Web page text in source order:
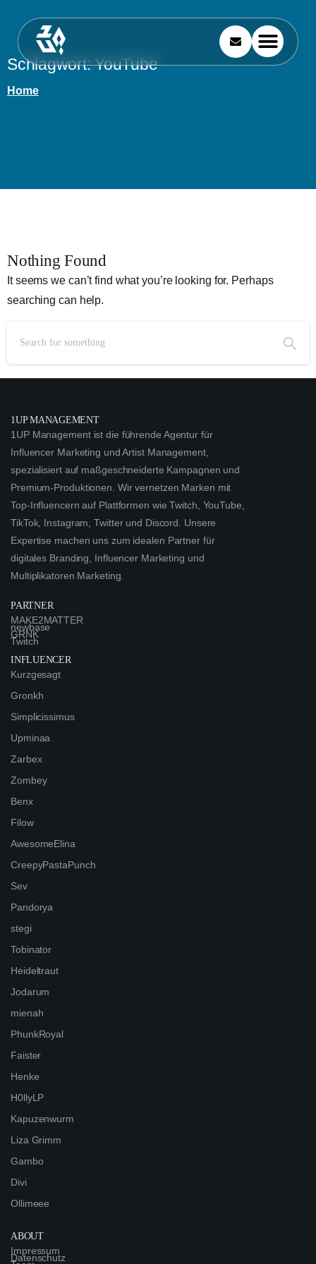
Schlagwort: YouTube
Home
Nothing Found
It seems we can’t find what you’re looking for. Perhaps
searching can help.
1UP MANAGEMENT
1UP Management ist die führende Agentur für
Influencer Marketing und Artist Management,
spezialisiert auf maßgeschneiderte Kampagnen und
Premium-Produktionen. Wir vernetzen Marken mit
Top-Influencern auf Plattformen wie Twitch, YouTube,
TikTok, Instagram, Twitter und Discord. Unsere
Expertise machen uns zum idealen Partner für
digitales Branding, Influencer Marketing und
Multiplikatoren Marketing.
PARTNER
MAKE2MATTER
newbase
GRNK
Twitch
INFLUENCER
Kurzgesagt
Gronkh
Simplicissimus
Upminaa
Zarbex
Zombey
Benx
Filow
AwesomeElina
CreepyPastaPunch
Sev
Pandorya
stegi
Tobinator
Heideltraut
Jodarum
mienah
PhunkRoyal
Faister
Henke
H0llyLP
Kapuzenwurm
Liza Grimm
Gambo
Divi
Ollimeee
ABOUT
Impressum
Datenschutz